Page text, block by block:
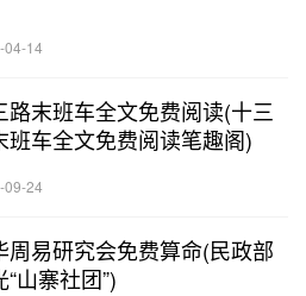
04-14
路末班车全文免费阅读(十三
班车全文免费阅读笔趣阁)
09-24
周易研究会免费算命(民政部
“山寨社团”)